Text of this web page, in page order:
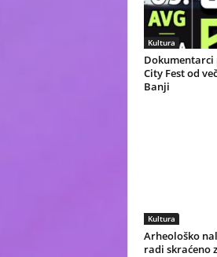
Kultura
Dokumentarci
City Fest od
Banji
Kultura
Arheološko
radi skraćeno